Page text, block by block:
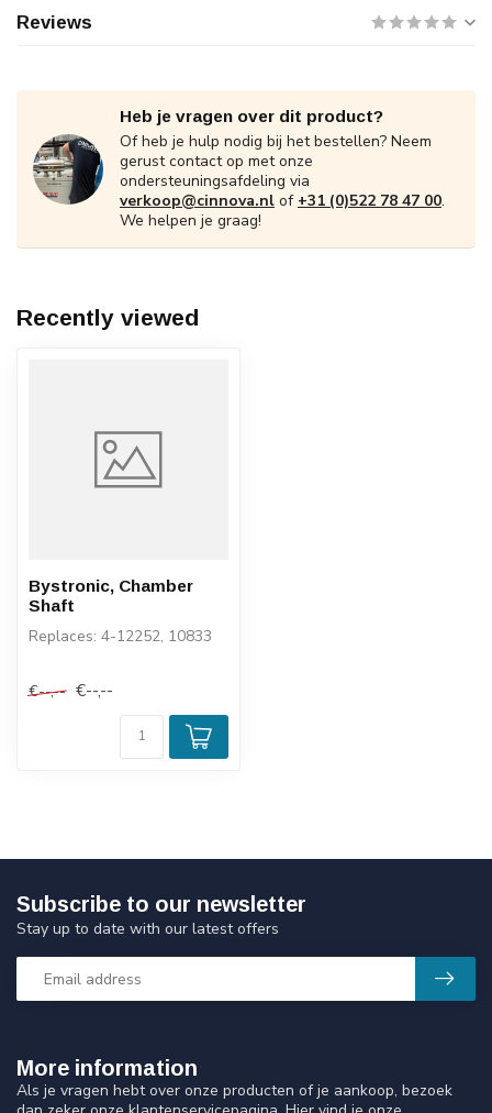
Reviews
Heb je vragen over dit product?
Of heb je hulp nodig bij het bestellen? Neem
gerust contact op met onze
ondersteuningsafdeling via
verkoop@cinnova.nl of +31 (0)522 78 47 00.
We helpen je graag!
Recently viewed
Bystronic, Chamber
Shaft
Replaces: 4-12252, 10833
€--,-- €--,--
More information
Als je vragen hebt over onze producten of je aankoop, bezoek
Subscribe to our newsletter
Stay up to date with our latest offers